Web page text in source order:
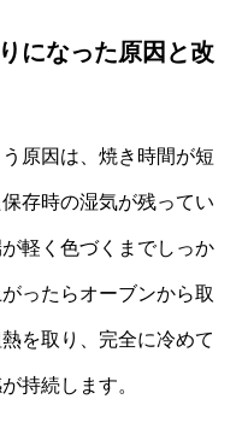
になった原因と改
原因は、焼き時間が短
存時の湿気が残ってい
軽く色づくまでしっか
ったらオーブンから取
を取り、完全に冷めて
持続します。